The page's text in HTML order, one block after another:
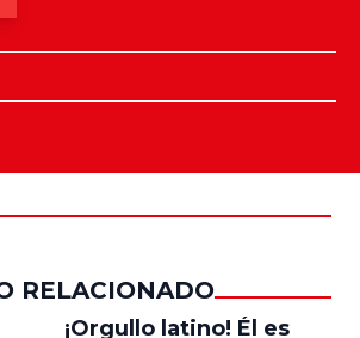
RELACIONADO
¡Orgullo latino! Él es